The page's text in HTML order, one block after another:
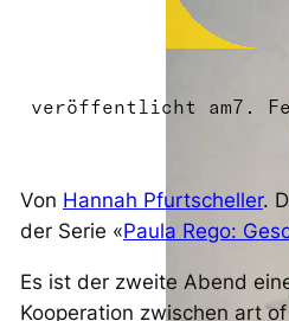
veröffentlicht am7.
Von Hannah Pfurtscheller.
der Serie «Paula Rego:
Es ist der zweite Abend
Kooperation zwischen art